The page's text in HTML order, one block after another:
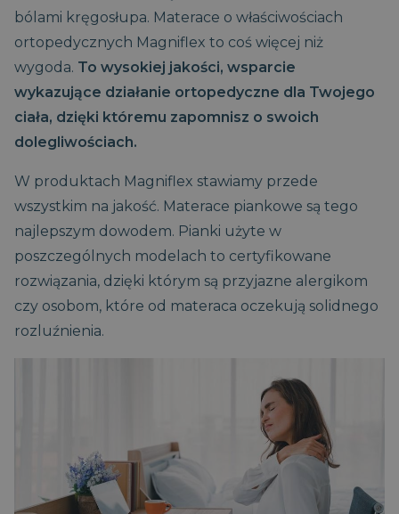
bólami kręgosłupa. Materace o właściwościach
ortopedycznych Magniflex to coś więcej niż
wygoda. To wysokiej jakości, wsparcie
wykazujące działanie ortopedyczne dla Twojego
ciała, dzięki któremu zapomnisz o swoich
dolegliwościach.
W produktach Magniflex stawiamy przede
wszystkim na jakość. Materace piankowe są tego
najlepszym dowodem. Pianki użyte w
poszczególnych modelach to certyfikowane
rozwiązania, dzięki którym są przyjazne alergikom
czy osobom, które od materaca oczekują solidnego
rozluźnienia.